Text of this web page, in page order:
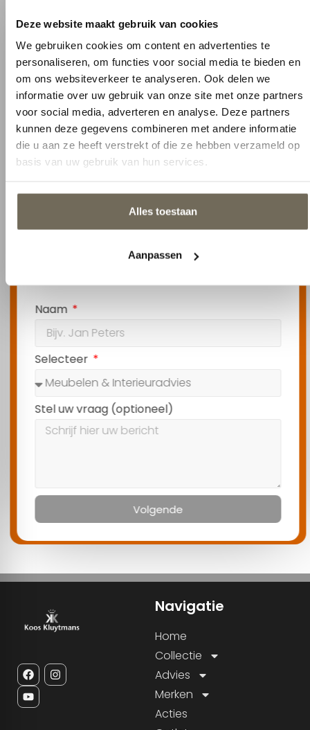
personaliseren, om functies voor social media te bieden en
om ons websiteverkeer te analyseren. Ook delen we
informatie over uw gebruik van onze site met onze partners
voor social media, adverteren en analyse. Deze partners
kunnen deze gegevens combineren met andere informatie
die u aan ze heeft verstrekt of die ze hebben verzameld op
basis van uw gebruik van hun services.
Klaar om uw interieur naar een hoger niveau
te tillen? Neem vandaag nog contact met
ons op om uw wensen te bespreken.
info@kooskluytmans.nl
+31 0 135284815
Pastoor van Beugenstraat 35, 5061 CR
Oisterwijk
Contact opnemen
Naam
Selecteer
Stel uw vraag (optioneel)
Volgende
Navigatie
Home
Collectie
Advies
Merken
Acties